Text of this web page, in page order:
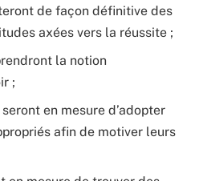
de façon définitive des
axées vers la réussite ;
la notion
;
en mesure d’adopter
afin de motiver leurs